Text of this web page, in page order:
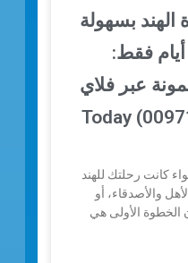
بسهولة
فقط:
عبر فلاي
إن (00971509273130) Today
كانت رحلتك للهند
والأصدقاء، أو
الخطوة الأولى هي